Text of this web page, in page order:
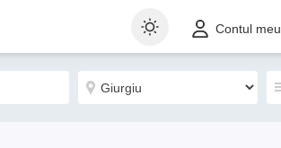
Contul meu
Sortează